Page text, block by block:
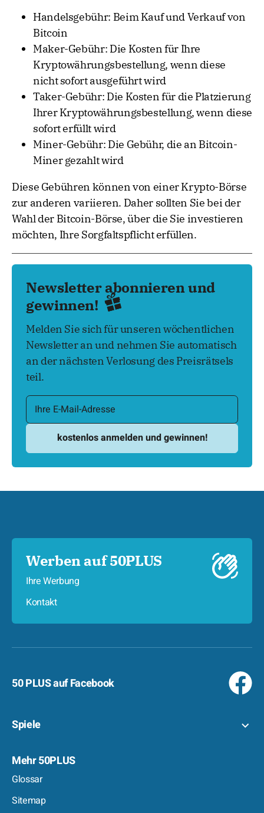
Handelsgebühr: Beim Kauf und Verkauf von
Bitcoin
Maker-Gebühr: Die Kosten für Ihre
Kryptowährungsbestellung, wenn diese
nicht sofort ausgeführt wird
Taker-Gebühr: Die Kosten für die Platzierung
Ihrer Kryptowährungsbestellung, wenn diese
sofort erfüllt wird
Miner-Gebühr: Die Gebühr, die an Bitcoin-
Miner gezahlt wird
Diese Gebühren können von einer Krypto-Börse
zur anderen variieren. Daher sollten Sie bei der
Wahl der Bitcoin-Börse, über die Sie investieren
möchten, Ihre Sorgfaltspflicht erfüllen.
Newsletter abonnieren und
gewinnen!
Melden Sie sich für unseren wöchentlichen
Newsletter an und nehmen Sie automatisch
an der nächsten Verlosung des Preisrätsels
teil.
Werben auf 50PLUS
Ihre Werbung
Kontakt
50 PLUS auf Facebook
Spiele
Mehr 50PLUS
Glossar
Sitemap